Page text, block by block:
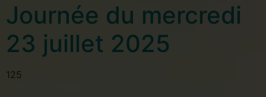
Journée du mercredi
23 juillet 2025
125